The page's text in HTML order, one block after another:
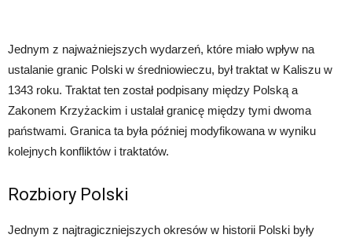
Jednym z najważniejszych wydarzeń, które miało wpływ na
ustalanie granic Polski w średniowieczu, był traktat w Kaliszu w
1343 roku. Traktat ten został podpisany między Polską a
Zakonem Krzyżackim i ustalał granicę między tymi dwoma
państwami. Granica ta była później modyfikowana w wyniku
kolejnych konfliktów i traktatów.
Rozbiory Polski
Jednym z najtragiczniejszych okresów w historii Polski były